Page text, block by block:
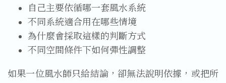
自己主要依循哪一套風水系統
不同系統適合用在哪些情境
為什麼會採取這樣的判斷方式
不同空間條件下如何彈性調整
如果一位風水師只給結論，卻無法說明依據，或把所